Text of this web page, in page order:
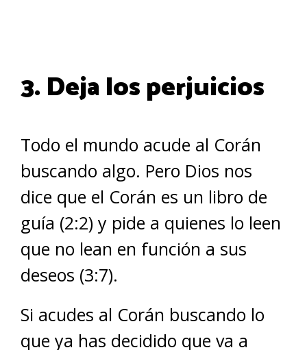
3. Deja los perjuicios
Todo el mundo acude al Corán
buscando algo. Pero Dios nos
dice que el Corán es un libro de
guía (2:2) y pide a quienes lo leen
que no lean en función a sus
deseos (3:7).
Si acudes al Corán buscando lo
que ya has decidido que va a